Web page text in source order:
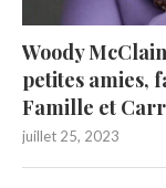
Woody
petites amies,
Famille et
juillet 25, 2023